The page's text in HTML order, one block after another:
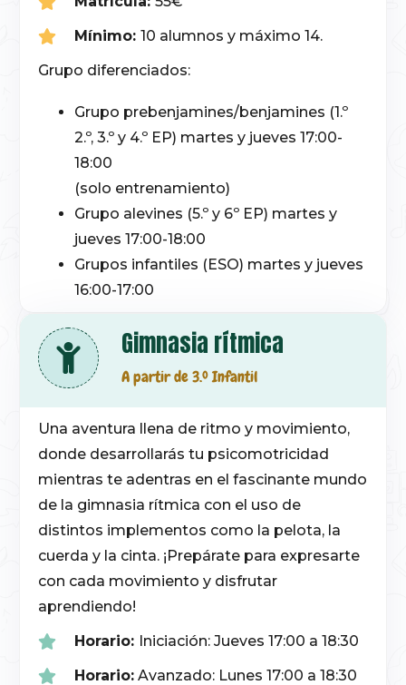
Mínimo: 10 alumnos y máximo 14.
Grupo diferenciados:
Grupo prebenjamines/benjamines (1.º
2.º, 3.º y 4.º EP) martes y jueves 17:00-
18:00
(solo entrenamiento)
Grupo alevines (5.º y 6º EP) martes y
jueves 17:00-18:00
Grupos infantiles (ESO) martes y jueves
16:00-17:00
Gimnasia rítmica
A partir de 3.º Infantil
Una aventura llena de ritmo y movimiento,
donde desarrollarás tu psicomotricidad
mientras te adentras en el fascinante mundo
de la gimnasia rítmica con el uso de
distintos implementos como la pelota, la
cuerda y la cinta. ¡Prepárate para expresarte
con cada movimiento y disfrutar
aprendiendo!
Horario: Iniciación: Jueves 17:00 a 18:30
Horario: Avanzado: Lunes 17:00 a 18:30